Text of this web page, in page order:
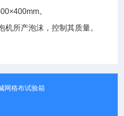
。
所产泡沫，控制其质量。
网格布试验箱